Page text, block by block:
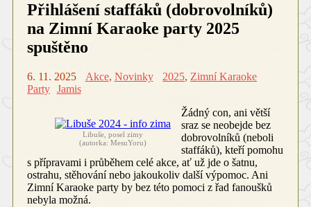
Přihlášení staffáků (dobrovolníků)
na Zimní Karaoke party 2025
spuštěno
6. 11. 2025 Akce, Novinky 2025, Zimní Karaoke
Party Jamis
Libuše, posel zimy
(autorka: MesuYoru)
Žádný con, ani větší
sraz se neobejde bez
dobrovolníků (neboli
staffáků), kteří pomohu
s přípravami i průběhem celé akce, ať už jde o šatnu,
ostrahu, stěhování nebo jakoukoliv další výpomoc. Ani
Zimní Karaoke party by bez této pomoci z řad fanoušků
nebyla možná.